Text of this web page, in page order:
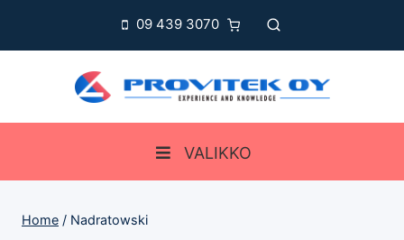
09 439 3070
VALIKKO
Home / Nadratowski